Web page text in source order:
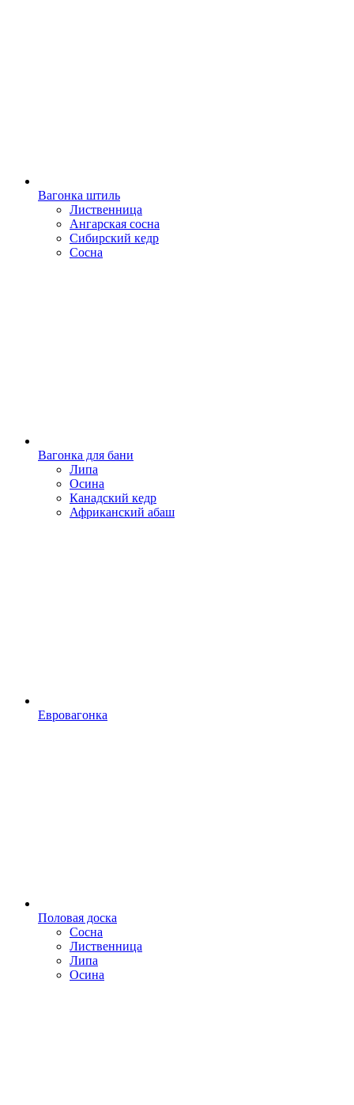
Вагонка штиль
Лиственница
Ангарская сосна
Сибирский кедр
Сосна
Вагонка для бани
Липа
Осина
Канадский кедр
Африканский абаш
Евровагонка
Половая доска
Сосна
Лиственница
Липа
Осина